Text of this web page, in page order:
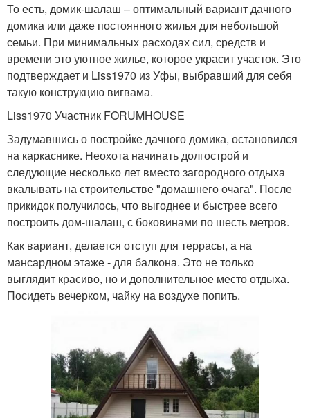
То есть, домик-шалаш – оптимальный вариант дачного
домика или даже постоянного жилья для небольшой
семьи. При минимальных расходах сил, средств и
времени это уютное жилье, которое украсит участок. Это
подтверждает и Liss1970 из Уфы, выбравший для себя
такую конструкцию вигвама.
Liss1970 Участник FORUMHOUSE
Задумавшись о постройке дачного домика, остановился
на каркаснике. Неохота начинать долгострой и
следующие несколько лет вместо загородного отдыха
вкалывать на строительстве "домашнего очага". После
прикидок получилось, что выгоднее и быстрее всего
построить дом-шалаш, с боковинами по шесть метров.
Как вариант, делается отступ для террасы, а на
мансардном этаже - для балкона. Это не только
выглядит красиво, но и дополнительное место отдыха.
Посидеть вечерком, чайку на воздухе попить.